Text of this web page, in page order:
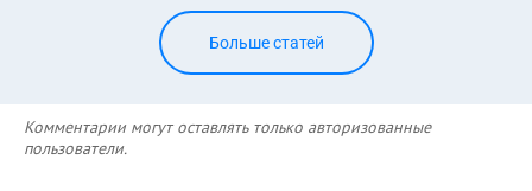
Больше статей
Комментарии могут оставлять только авторизованные
пользователи.